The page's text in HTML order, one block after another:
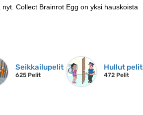
Collect Brainrot Egg on yksi hauskoista
Seikkailupelit
625 Pelit
Hullut pelit
472 Pelit